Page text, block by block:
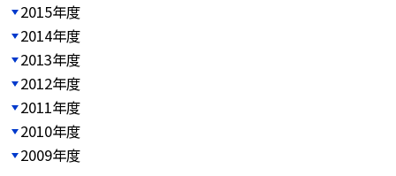
2015年度
2014年度
2013年度
2012年度
2011年度
2010年度
2009年度